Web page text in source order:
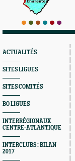
ACTUALITÉS
SITES LIGUES
SITES COMITÉS
BO LIGUES
INTERRÉGIONAUX
CENTRE-ATLANTIQUE
INTERCLUBS : BILAN
2017